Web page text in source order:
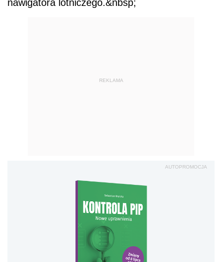
nawigatora lotniczego.&nbsp;
REKLAMA
AUTOPROMOCJA